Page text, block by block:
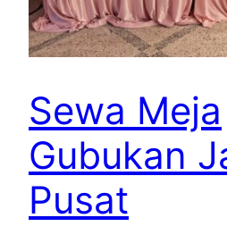
Sewa Meja
Gubukan
Pusat